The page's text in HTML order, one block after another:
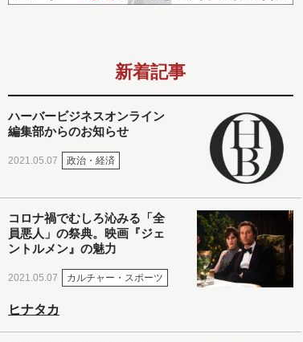
新着記事
ハーバービジネスオンライン
編集部からのお知らせ
2021.05.07 政治・経済
コロナ禍でむしろ沁みる「全
員悪人」の祭典。映画『ジェ
ントルメン』の魅力
2021.05.07 カルチャー・スポーツ
ヒナタカ